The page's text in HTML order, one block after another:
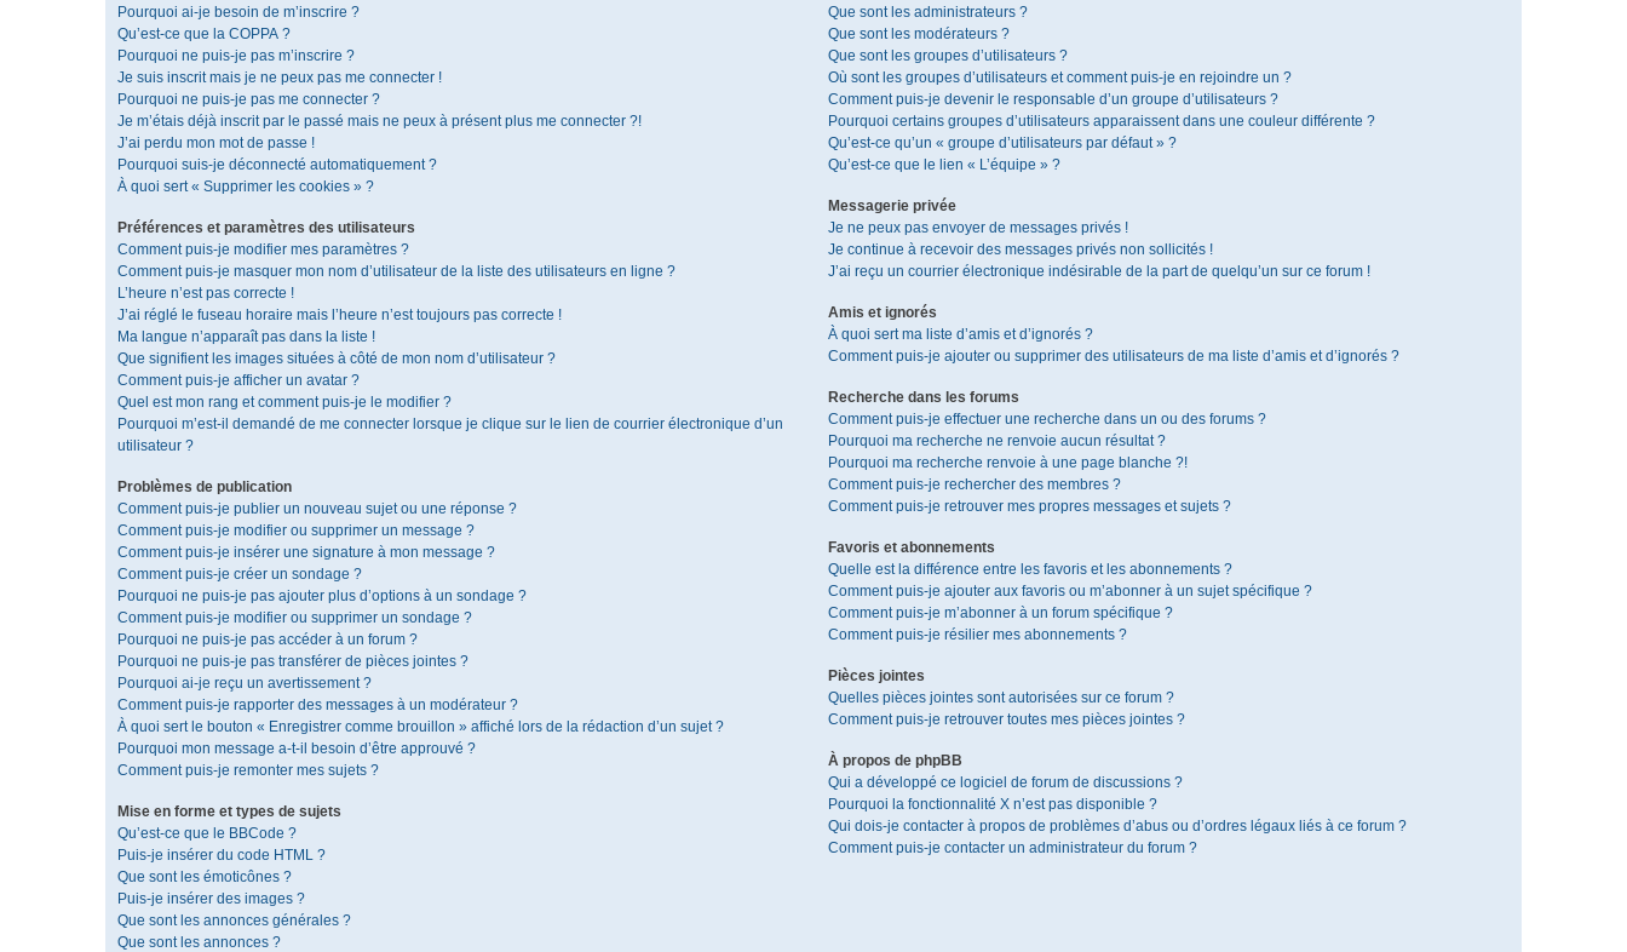
Pourquoi ai-je besoin de m’inscrire ?
Qu’est-ce que la COPPA ?
Pourquoi ne puis-je pas m’inscrire ?
Je suis inscrit mais je ne peux pas me connecter !
Pourquoi ne puis-je pas me connecter ?
Je m’étais déjà inscrit par le passé mais ne peux à présent plus me connecter ?!
J’ai perdu mon mot de passe !
Pourquoi suis-je déconnecté automatiquement ?
À quoi sert « Supprimer les cookies » ?
Préférences et paramètres des utilisateurs
Comment puis-je modifier mes paramètres ?
Comment puis-je masquer mon nom d’utilisateur de la liste des utilisateurs en ligne ?
L’heure n’est pas correcte !
J’ai réglé le fuseau horaire mais l’heure n’est toujours pas correcte !
Ma langue n’apparaît pas dans la liste !
Que signifient les images situées à côté de mon nom d’utilisateur ?
Comment puis-je afficher un avatar ?
Quel est mon rang et comment puis-je le modifier ?
Pourquoi m’est-il demandé de me connecter lorsque je clique sur le lien de courrier électronique d’un
utilisateur ?
Problèmes de publication
Comment puis-je publier un nouveau sujet ou une réponse ?
Comment puis-je modifier ou supprimer un message ?
Comment puis-je insérer une signature à mon message ?
Comment puis-je créer un sondage ?
Pourquoi ne puis-je pas ajouter plus d’options à un sondage ?
Comment puis-je modifier ou supprimer un sondage ?
Pourquoi ne puis-je pas accéder à un forum ?
Pourquoi ne puis-je pas transférer de pièces jointes ?
Pourquoi ai-je reçu un avertissement ?
Comment puis-je rapporter des messages à un modérateur ?
À quoi sert le bouton « Enregistrer comme brouillon » affiché lors de la rédaction d’un sujet ?
Pourquoi mon message a-t-il besoin d’être approuvé ?
Comment puis-je remonter mes sujets ?
Mise en forme et types de sujets
Qu’est-ce que le BBCode ?
Puis-je insérer du code HTML ?
Que sont les émoticônes ?
Puis-je insérer des images ?
Que sont les annonces générales ?
Que sont les annonces ?
Que sont les administrateurs ?
Que sont les modérateurs ?
Que sont les groupes d’utilisateurs ?
Où sont les groupes d’utilisateurs et comment puis-je en rejoindre un ?
Comment puis-je devenir le responsable d’un groupe d’utilisateurs ?
Pourquoi certains groupes d’utilisateurs apparaissent dans une couleur différente ?
Qu’est-ce qu’un « groupe d’utilisateurs par défaut » ?
Qu’est-ce que le lien « L’équipe » ?
Messagerie privée
Je ne peux pas envoyer de messages privés !
Je continue à recevoir des messages privés non sollicités !
J’ai reçu un courrier électronique indésirable de la part de quelqu’un sur ce forum !
Amis et ignorés
À quoi sert ma liste d’amis et d’ignorés ?
Comment puis-je ajouter ou supprimer des utilisateurs de ma liste d’amis et d’ignorés ?
Recherche dans les forums
Comment puis-je effectuer une recherche dans un ou des forums ?
Pourquoi ma recherche ne renvoie aucun résultat ?
Pourquoi ma recherche renvoie à une page blanche ?!
Comment puis-je rechercher des membres ?
Comment puis-je retrouver mes propres messages et sujets ?
Favoris et abonnements
Quelle est la différence entre les favoris et les abonnements ?
Comment puis-je ajouter aux favoris ou m’abonner à un sujet spécifique ?
Comment puis-je m’abonner à un forum spécifique ?
Comment puis-je résilier mes abonnements ?
Pièces jointes
Quelles pièces jointes sont autorisées sur ce forum ?
Comment puis-je retrouver toutes mes pièces jointes ?
À propos de phpBB
Qui a développé ce logiciel de forum de discussions ?
Pourquoi la fonctionnalité X n’est pas disponible ?
Qui dois-je contacter à propos de problèmes d’abus ou d’ordres légaux liés à ce forum ?
Comment puis-je contacter un administrateur du forum ?